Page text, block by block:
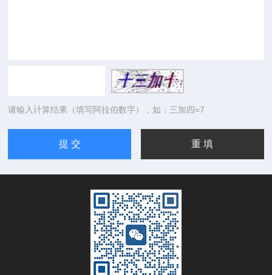
请输入计算结果（填写阿拉伯数字），如：三加四=7